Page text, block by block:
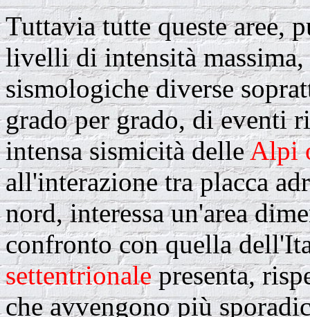
Tuttavia tutte queste aree,
livelli di intensità massima,
sismologiche diverse
grado per grado, di eventi
intensa sismicità delleAlpi
all'interazione tra placca
nord, interessa un'area
confronto con quella
settentrionalepresenta,
che avvengono più